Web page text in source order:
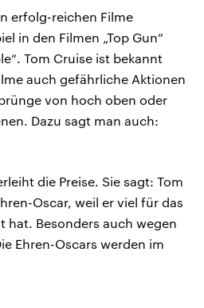
erfolg-reichen Filme
in den Filmen „Top Gun“
Tom Cruise ist bekannt
auch gefährliche Aktionen
von hoch oben oder
Dazu sagt man auch:
die Preise. Sie sagt: Tom
Oscar, weil er viel für das
hat. Besonders auch wegen
Ehren-Oscars werden im